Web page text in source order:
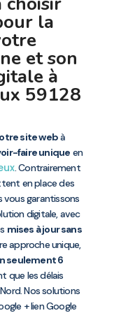
la
et son
à
59128
site webà
faire unique en
. Contrairement
en place des
garantissons
digitale, avec
mises à jour sans
approche unique,
seulement 6
que les délais
Nos solutions
+ lien Google